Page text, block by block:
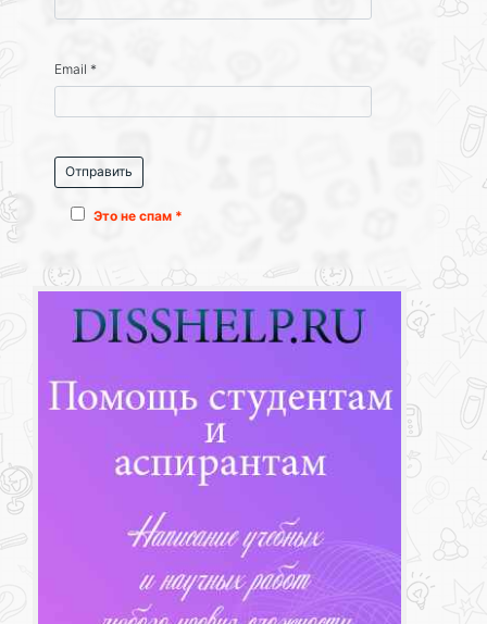
Email *
Это не спам *